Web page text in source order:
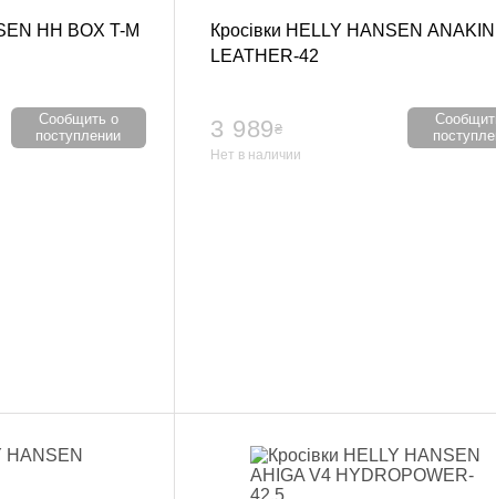
HH BOX T-M
Сообщить о
поступлении
Кросівки HELLY HANSEN ANAKIN
LEATHER-42
3 989₴
Нет в наличии